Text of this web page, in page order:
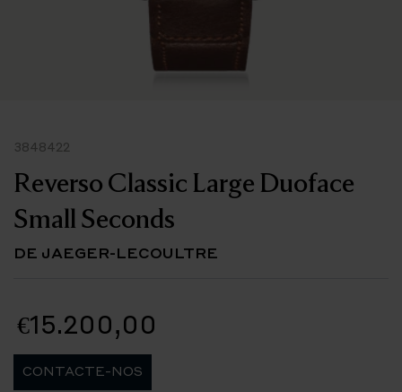
3848422
Reverso Classic Large Duoface
Small Seconds
DE JAEGER-LECOULTRE
€15.200,00
CONTACTE-NOS